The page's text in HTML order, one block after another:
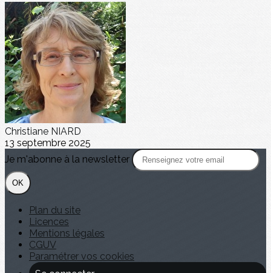
Christiane NIARD
13 septembre 2025
Je m'abonne à la newsletter
OK
Plan du site
Licences
Mentions légales
CGUV
Paramétrer vos cookies